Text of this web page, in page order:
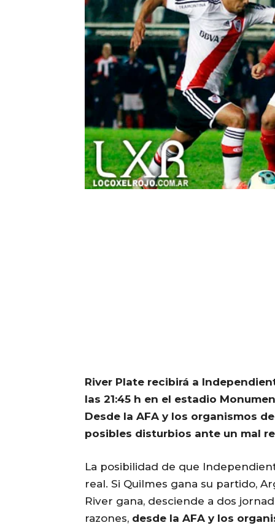
River Plate recibirá a
las 21:45 h en el estadio
Desde la AFA y los organismos
posibles disturbios ante un mal
La posibilidad de que
real. Si Quilmes gana su partido,
River gana, desciende a dos
razones, desde la AFA y los